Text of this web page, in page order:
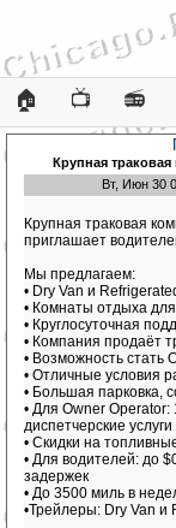
🏠 📺 📻
Крупная
Вт, Июн 30
Крупная траковая
приглашает
Мы предлагаем:
• Dry Van и
• Комнаты отдыха
• Круглосуточная
• Компания продаёт
• Возможность стать
• Отличные условия
• Большая парковка,
• Для Owner
диспетчерские услуги
• Скидки на
• Для водителей: до
задержек
• До 3500 миль в
•Трейлеры: Dry Van и